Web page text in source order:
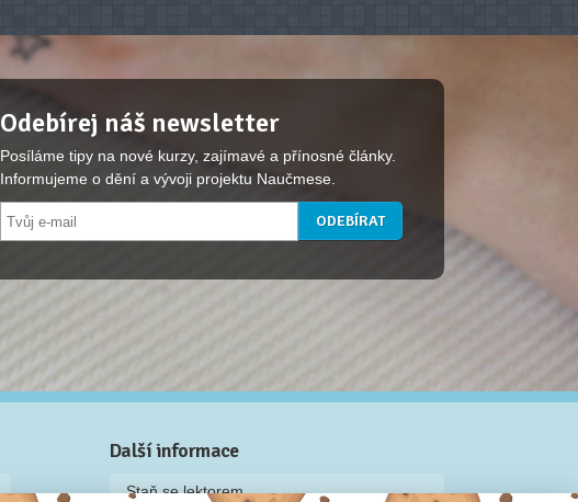
Odebírej náš newsletter
Posíláme tipy na nové kurzy, zajímavé a přínosné články.
Informujeme o dění a vývoji projektu Naučmese.
Další informace
Staň se lektorem